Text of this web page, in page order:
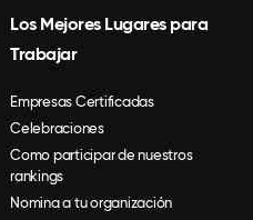
Los Mejores Lugares para
Trabajar
Empresas Certificadas
Celebraciones
Como participar de nuestros
rankings
Nomina a tu organización